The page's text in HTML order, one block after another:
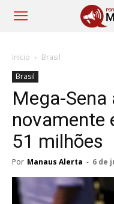
Início
Brasil
Brasil
Mega-
novamente
51 milhões
Por Manaus Alerta - 6 de